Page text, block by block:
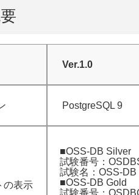
Ver.1.0
PostgreSQL 9
の表示
■OSS-DB Silver
試験番号：
試験名：OSS-
■OSS-DB Gold
試験番号：